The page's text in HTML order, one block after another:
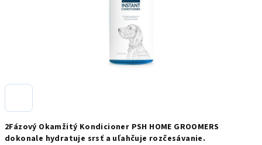
2Fázový Okamžitý Kondicioner PSH HOME GROOMERS
dokonale hydratuje srsť a uľahčuje rozčesávanie.